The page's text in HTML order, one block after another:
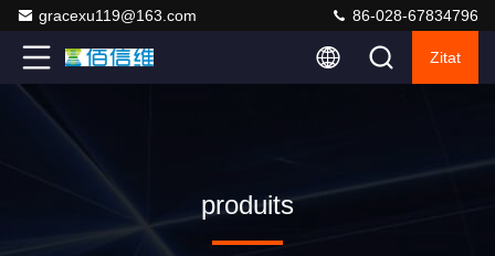
gracexu119@163.com 86-028-67834796
Zitat
produits